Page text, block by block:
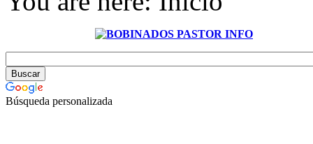
Búsqueda personalizada